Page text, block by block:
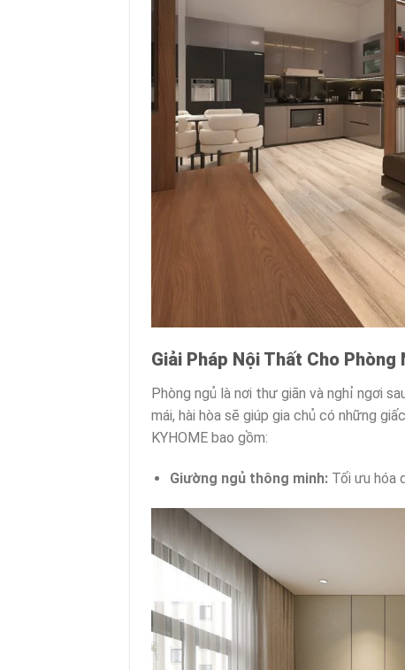
Giải Pháp Nội Thất Cho Phòng
Phòng ngủ là nơi thư giãn và nghỉ ngơi
mái, hài hòa sẽ giúp gia chủ có những
KYHOME bao gồm:
Giường ngủ thông minh:Tối ưu hóa